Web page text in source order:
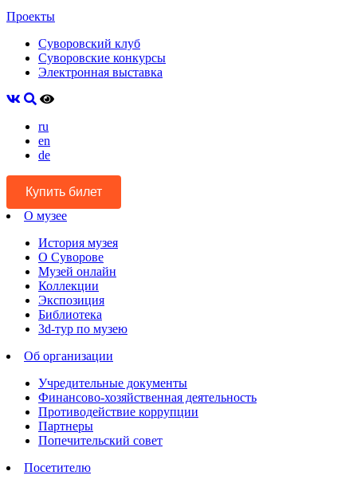
Проекты
Суворовский клуб
Суворовские конкурсы
Электронная выставка
ru
en
de
Купить билет
О музее
История музея
О Суворове
Музей онлайн
Коллекции
Экспозиция
Библиотека
3d-тур по музею
Об организации
Учредительные документы
Финансово-хозяйственная деятельность
Противодействие коррупции
Партнеры
Попечительский совет
Посетителю